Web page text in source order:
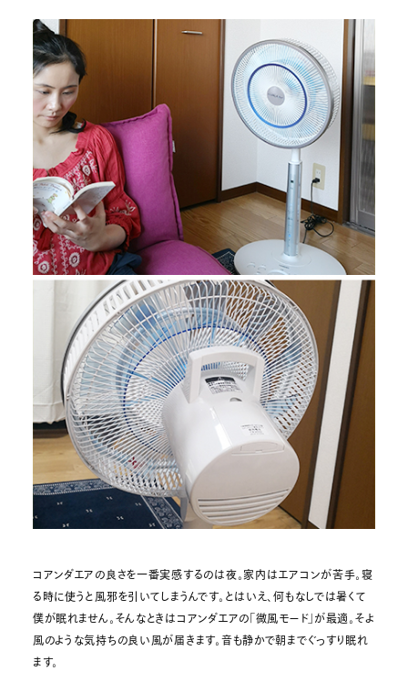
コアンダエアの良さを一番実感するのは夜。家内はエアコンが苦手。寝
る時に使うと風邪を引いてしまうんです。とはいえ、何もなしでは暑くて
僕が眠れません。そんなときはコアンダエアの「微風モード」が最適。そよ
風のような気持ちの良い風が届きます。音も静かで朝までぐっすり眠れ
ます。